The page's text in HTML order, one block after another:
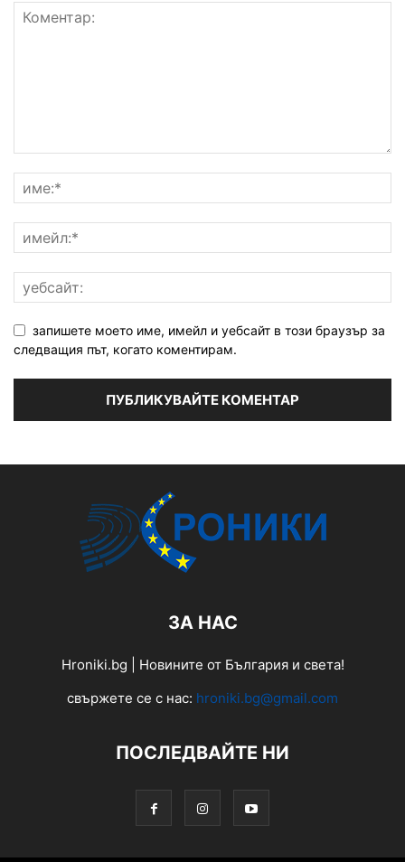
запишете моето име, имейл и уебсайт в този браузър за
следващия път, когато коментирам.
ЗА НАС
Hroniki.bg | Новините от България и света!
свържете се с нас: hroniki.bg@gmail.com
ПОСЛЕДВАЙТЕ НИ